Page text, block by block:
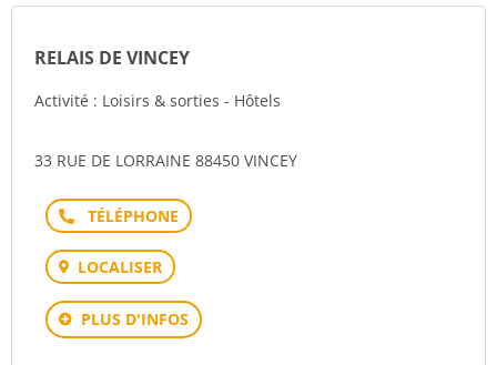
RELAIS DE VINCEY
Activité : Loisirs & sorties - Hôtels
33 RUE DE LORRAINE 88450 VINCEY
Téléphone
LOCALISER
PLUS D'INFOS